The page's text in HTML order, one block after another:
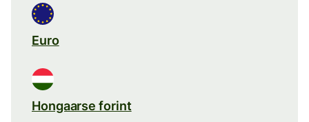
Euro
Hongaarse forint